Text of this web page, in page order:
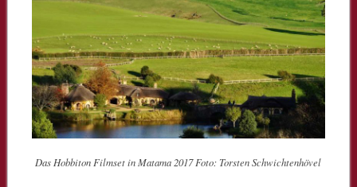
Das Hobbiton Filmset in Matama 2017 Foto: Torsten Schwichtenhövel